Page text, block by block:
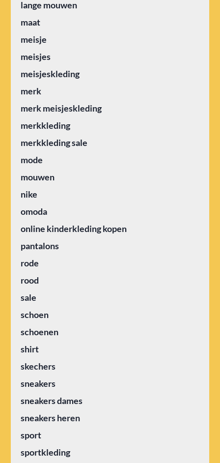
lange mouwen
maat
meisje
meisjes
meisjeskleding
merk
merk meisjeskleding
merkkleding
merkkleding sale
mode
mouwen
nike
omoda
online kinderkleding kopen
pantalons
rode
rood
sale
schoen
schoenen
shirt
skechers
sneakers
sneakers dames
sneakers heren
sport
sportkleding